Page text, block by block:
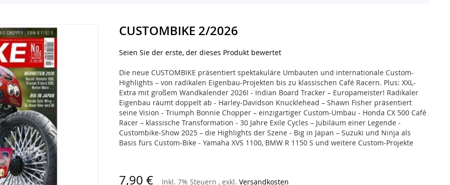
CUSTOMBIKE 2/2026
Seien Sie der erste, der dieses Produkt bewertet
Die neue CUSTOMBIKE präsentiert spektakuläre Umbauten und internationale Custom-
Highlights – von radikalen Eigenbau-Projekten bis zu klassischen Café Racern. Plus: XXL-
Extra mit großem Wandkalender 2026! - Indian Board Tracker – Europameister! Radikaler
Eigenbau räumt doppelt ab - Harley-Davidson Knucklehead – Shawn Fisher präsentiert
seine Vision - Triumph Bonnie Chopper – einzigartiger Custom-Umbau - Honda CX 500 Café
Racer – klassische Transformation - 30 Jahre Exile Cycles – Jubiläum einer Legende -
Custombike-Show 2025 – die Highlights der Szene - Big in Japan – Suzuki und Ninja als
Basis fürs Custom-Bike - Yamaha XVS 1100, BMW R 1150 S und weitere Custom-Projekte
7,90 € Inkl. 7% Steuern , exkl. Versandkosten